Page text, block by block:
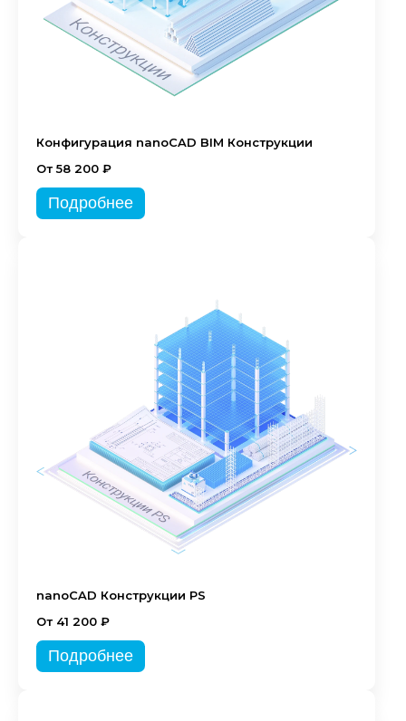
Конфигурация nanoCAD BIM Конструкции
От 58 200 ₽
Подробнее
nanoCAD Конструкции PS
От 41 200 ₽
Подробнее